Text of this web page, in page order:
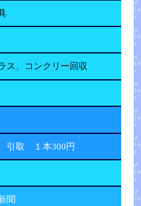
ス、コンクリー回収
引取 １本300円
聞